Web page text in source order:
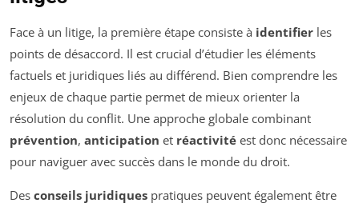
Face à un litige, la première étape consiste à identifier les
points de désaccord. Il est crucial d’étudier les éléments
factuels et juridiques liés au différend. Bien comprendre les
enjeux de chaque partie permet de mieux orienter la
résolution du conflit. Une approche globale combinant
prévention, anticipation et réactivité est donc nécessaire
pour naviguer avec succès dans le monde du droit.
Des conseils juridiques pratiques peuvent également être